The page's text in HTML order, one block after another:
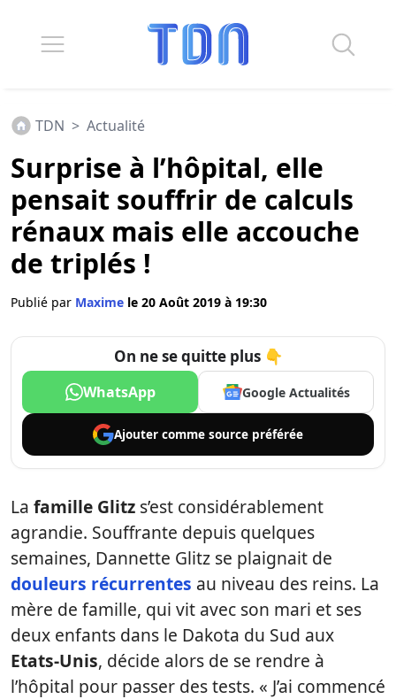
TDN > Actualité
Surprise à l’hôpital, elle
pensait souffrir de calculs
rénaux mais elle accouche
de triplés !
Publié par Maxime le 20 Août 2019 à 19:30
On ne se quitte plus 👇
WhatsApp Google Actualités
Ajouter comme source préférée
La famille Glitz s’est considérablement
agrandie. Souffrante depuis quelques
semaines, Dannette Glitz se plaignait de
douleurs récurrentes au niveau des reins. La
mère de famille, qui vit avec son mari et ses
deux enfants dans le Dakota du Sud aux
Etats-Unis, décide alors de se rendre à
l’hôpital pour passer des tests. « J’ai commencé